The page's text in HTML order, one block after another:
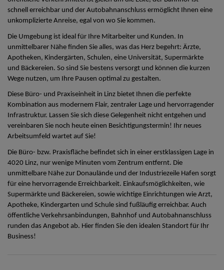
schnell erreichbar und der Autobahnanschluss ermöglicht Ihnen eine
unkomplizierte Anreise, egal von wo Sie kommen.
Die Umgebung ist ideal für Ihre Mitarbeiter und Kunden. In
unmittelbarer Nähe finden Sie alles, was das Herz begehrt: Ärzte,
Apotheken, Kindergärten, Schulen, eine Universität, Supermärkte
und Bäckereien. So sind Sie bestens versorgt und können die kurzen
Wege nutzen, um Ihre Pausen optimal zu gestalten.
Diese Büro- und Praxiseinheit in Linz bietet Ihnen die perfekte
Kombination aus modernem Flair, zentraler Lage und hervorragender
Infrastruktur. Lassen Sie sich diese Gelegenheit nicht entgehen und
vereinbaren Sie noch heute einen Besichtigungstermin! Ihr neues
Arbeitsumfeld wartet auf Sie!
Die Büro- bzw. Praxisfläche befindet sich in einer erstklassigen Lage in
4020 Linz, nur wenige Minuten vom Zentrum entfernt. Die
unmittelbare Nähe zur Donaulände und der Industriezeile Hafen sorgt
für eine hervorragende Erreichbarkeit. Einkaufsmöglichkeiten, wie
Supermärkte und Bäckereien, sowie wichtige Einrichtungen wie Arzt,
Apotheke, Kindergarten und Schule sind fußläufig erreichbar. Auch
öffentliche Verkehrsanbindungen, Bahnhof und Autobahnanschluss
runden das Angebot ab. Hier finden Sie den idealen Standort für Ihr
Business!